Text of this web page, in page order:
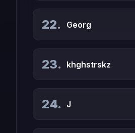
22. Georg
23. khghstrskz
24. J